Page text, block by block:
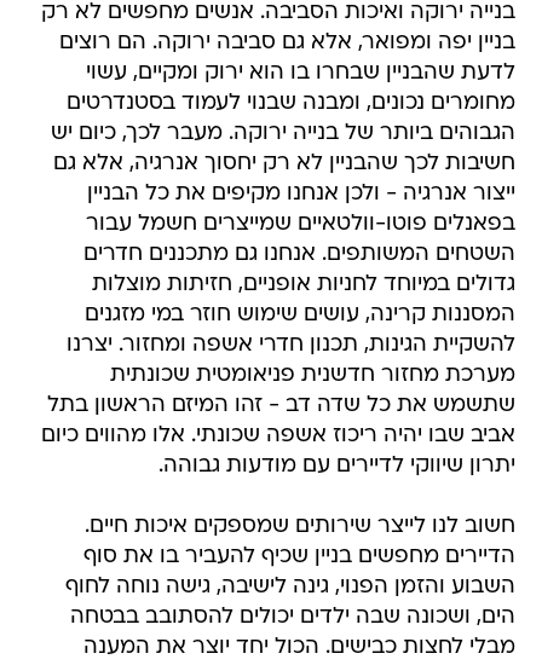
בנייה ירוקה ואיכות הסביבה. אנשים מחפשים לא רק
בניין יפה ומפואר, אלא גם סביבה ירוקה. הם רוצים
לדעת שהבניין שבחרו בו הוא ירוק ומקיים, עשוי
מחומרים נכונים, ומבנה שבנוי לעמוד בסטנדרטים
הגבוהים ביותר של בנייה ירוקה. מעבר לכך, כיום יש
חשיבות לכך שהבניין לא רק יחסוך אנרגיה, אלא גם
ייצור אנרגיה - ולכן אנחנו מקיפים את כל הבניין
בפאנלים פוטו-וולטאיים שמייצרים חשמל עבור
השטחים המשותפים. אנחנו גם מתכננים חדרים
גדולים במיוחד לחניות אופניים, חזיתות מוצלות
המסננות קרינה, עושים שימוש חוזר במי מזגנים
להשקיית הגינות, תכנון חדרי אשפה ומחזור. יצרנו
מערכת מחזור חדשנית פניאומטית שכונתית
שתשמש את כל שדה דב - זהו המיזם הראשון בתל
אביב שבו יהיה ריכוז אשפה שכונתי. אלו מהווים כיום
יתרון שיווקי לדיירים עם מודעות גבוהה.
חשוב לנו לייצר שירותים שמספקים איכות חיים.
הדיירים מחפשים בניין שכיף להעביר בו את סוף
השבוע והזמן הפנוי, גינה לישיבה, גישה נוחה לחוף
הים, ושכונה שבה ילדים יכולים להסתובב בבטחה
מבלי לחצות כבישים. הכול יחד יוצר את המענה